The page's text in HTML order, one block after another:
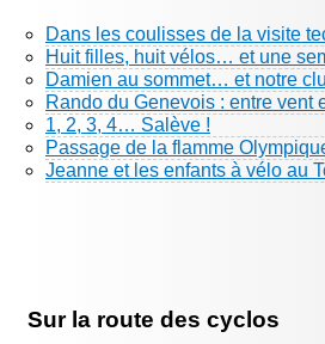
Dans les coulisses de la visite
Huit filles, huit vélos… et une
Damien au sommet… et notre
Rando du Genevois : entre vent
1, 2, 3, 4… Salève !
Passage de la flamme
Jeanne et les enfants à vélo au
Sur la route des cyclos